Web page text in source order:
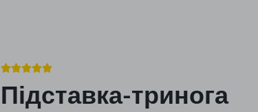

Підставка-тринога